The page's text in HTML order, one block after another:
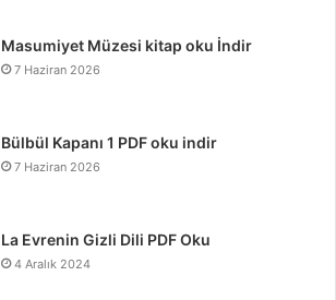
Masumiyet Müzesi kitap oku İndir
7 Haziran 2026
Bülbül Kapanı 1 PDF oku indir
7 Haziran 2026
La Evrenin Gizli Dili PDF Oku
4 Aralık 2024